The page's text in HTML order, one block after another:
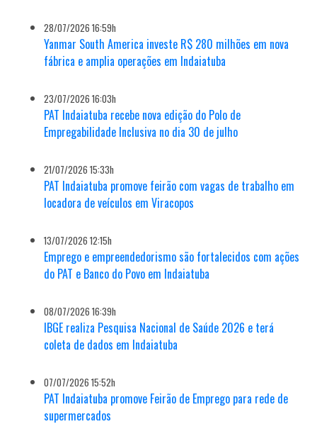
28/07/2026 16:59h
Yanmar South America investe R$ 280 milhões em nova
fábrica e amplia operações em Indaiatuba
23/07/2026 16:03h
PAT Indaiatuba recebe nova edição do Polo de
Empregabilidade Inclusiva no dia 30 de julho
21/07/2026 15:33h
PAT Indaiatuba promove feirão com vagas de trabalho em
locadora de veículos em Viracopos
13/07/2026 12:15h
Emprego e empreendedorismo são fortalecidos com ações
do PAT e Banco do Povo em Indaiatuba
08/07/2026 16:39h
IBGE realiza Pesquisa Nacional de Saúde 2026 e terá
coleta de dados em Indaiatuba
07/07/2026 15:52h
PAT Indaiatuba promove Feirão de Emprego para rede de
supermercados